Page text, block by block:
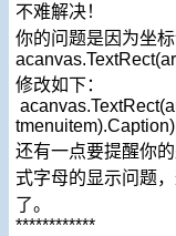
不难解决！
你的问题是因为坐标
修改如下：
还有一点要提醒你
式字母的显示问题
了。
************